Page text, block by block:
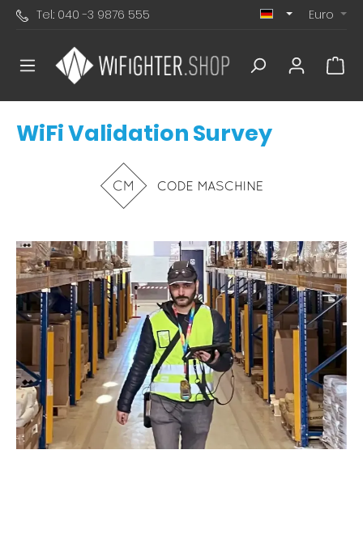
springen
Tel.: 040 -3 9876 555 Euro
WiFi Validation Survey
Bildergalerie überspringen